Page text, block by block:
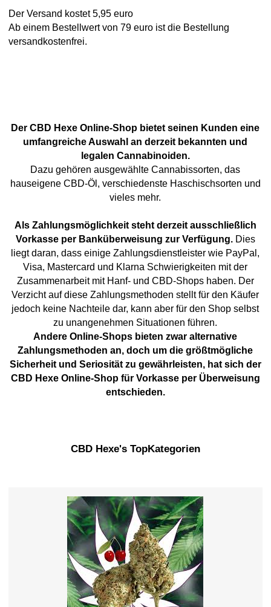
Der Versand kostet 5,95 euro
Ab einem Bestellwert von 79 euro ist die Bestellung
versandkostenfrei.
Der CBD Hexe Online-Shop bietet seinen Kunden eine
umfangreiche Auswahl an derzeit bekannten und
legalen Cannabinoiden.
Dazu gehören ausgewählte Cannabissorten, das
hauseigene CBD-Öl, verschiedenste Haschischsorten und
vieles mehr.
Als Zahlungsmöglichkeit steht derzeit ausschließlich
Vorkasse per Banküberweisung zur Verfügung.Dies
liegt daran, dass einige Zahlungsdienstleister wie PayPal,
Visa, Mastercard und Klarna Schwierigkeiten mit der
Zusammenarbeit mit Hanf- und CBD-Shops haben. Der
Verzicht auf diese Zahlungsmethoden stellt für den Käufer
jedoch keine Nachteile dar, kann aber für den Shop selbst
zu unangenehmen Situationen führen.
Andere Online-Shops bieten zwar alternative
Zahlungsmethoden an, doch um die größtmögliche
Sicherheit und Seriosität zu gewährleisten, hat sich der
CBD Hexe Online-Shop für Vorkasse per Überweisung
entschieden.
CBD Hexe's TopKategorien